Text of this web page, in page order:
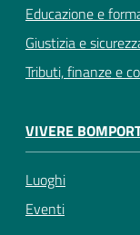
Educazione e
Giustizia e
Tributi, finanze e
VIVERE
Luoghi
Eventi